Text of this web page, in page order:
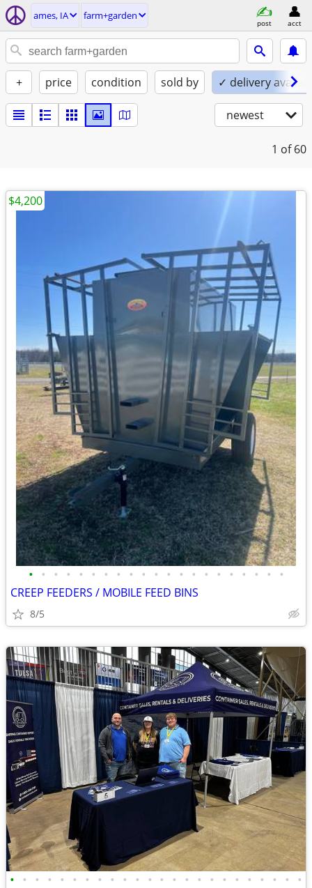
ames, IA farm+garden
post acct
+ price condition sold by ✓ delivery
newest
1 of 60
• • • • • • • • • • • • • • • • • • • • •
CREEP FEEDERS / MOBILE FEED BINS
8/5
$4,200
• • • • • • • • • • • • • • • • • • • • • • • •